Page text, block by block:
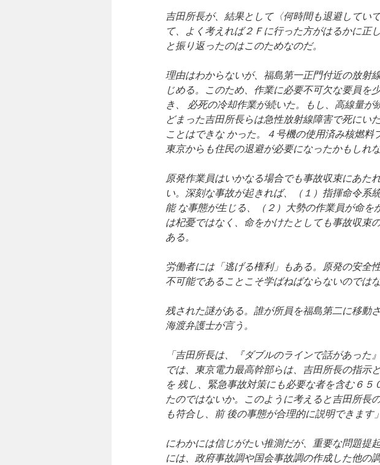
吉田所長が、結果として〈何時間も退避してい
て、よく考えれば２Ｆに行った方がはるかに正
と振り返ったのはこのためなのだ。
理由はわからないが、福島第一正門付近の放射
じめる。このため、作業に必要不可欠な要員を
き、 必死の冷却作業が続いた。もし、高線量が
どまった吉田所長らは急性放射線障害で死にい
ことはできな かった。４号機の使用済み核燃料
東京からも住民の退避が必要になったかもしれな
原発作業員はいかなる場合でも事故収束にあた
い。深刻な事故が起きれば、（１）指揮命令系
能 な事態が生じる、（２）大勢の作業員が命を
は杞憂ではなく、命をかけたとしても事故収束
ある。
労働者には「逃げる権利」もある。原発の安全
不可能であることこそ学ばねばならないのではな
残された謎がある。誰が所員を福島第二に移動
海渡弁護士が言う。
「吉田所長は、『ダブルのラインで話があった
では、東京電力最高幹部らは、吉田所長の指示
を 残し、緊急事故対策にも必要な者を含む６５
たのではないか。このように考えると吉田所長
も符合し、前 後の事態が合理的に説明できます」
にわかには信じがたい推測だが、重要な問題提
には、政府事故調や国会事故調の作成した他の